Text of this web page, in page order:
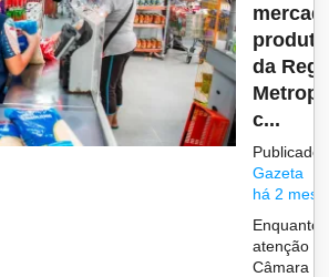
da
c...
Publicado
Gazeta
há 2
Enquanto
atenção
Câmara